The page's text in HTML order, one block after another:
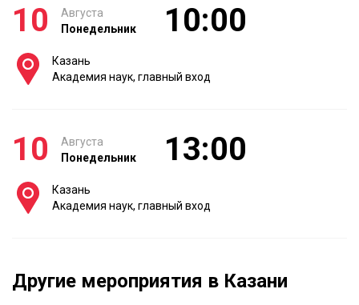
10
Августа
Понедельник
10:00
Казань
Академия наук, главный вход
10
Августа
Понедельник
13:00
Казань
Академия наук, главный вход
Другие мероприятия в Казани